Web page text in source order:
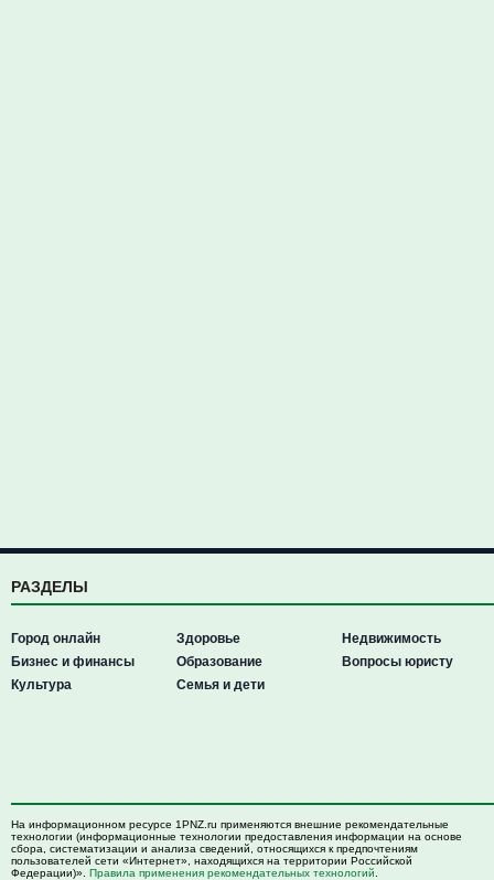
РАЗДЕЛЫ
Город онлайн
Бизнес и финансы
Культура
Здоровье
Образование
Семья и дети
Недвижимость
Вопросы юристу
На информационном ресурсе 1PNZ.ru применяются внешние рекомендательные
технологии (информационные технологии предоставления информации на основе
сбора, систематизации и анализа сведений, относящихся к предпочтениям
пользователей сети «Интернет», находящихся на территории Российской
Федерации)». Правила применения рекомендательных технологий